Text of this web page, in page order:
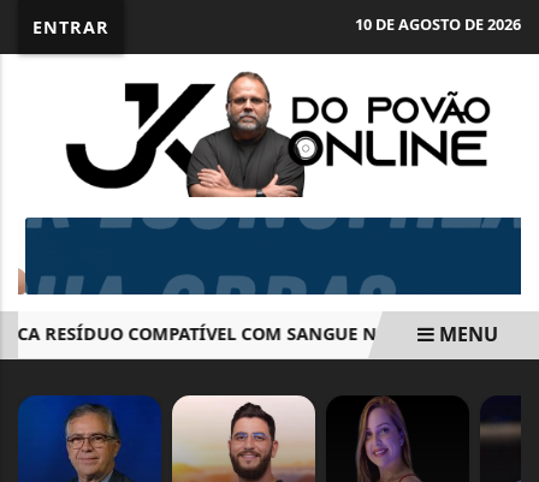
ENTRAR 10 DE AGOSTO DE 2026
COMPATÍVEL COM SANGUE NO ANTIGO DOI-CODI/
MENU